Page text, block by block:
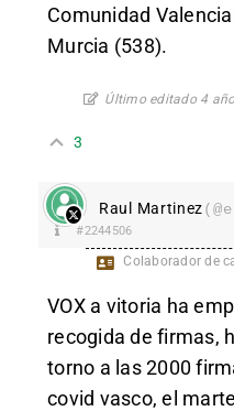
Comunidad
Murcia (538).
Último editado 4
3
Raul Martinez
#2244506
Colaborador de
VOX a vitoria ha
recogida de firmas,
torno a las 2000
covid vasco, el